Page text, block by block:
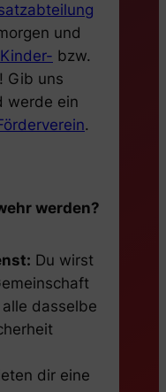
und
Kinder- bzw.
Gib uns
werde ein
.
werden?
Du wirst
dasselbe
dir eine